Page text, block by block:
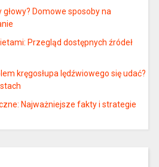
Domowe sposoby na
Przegląd dostępnych źródeł
kręgosłupa lędźwiowego się udać?
Najważniejsze fakty i strategie